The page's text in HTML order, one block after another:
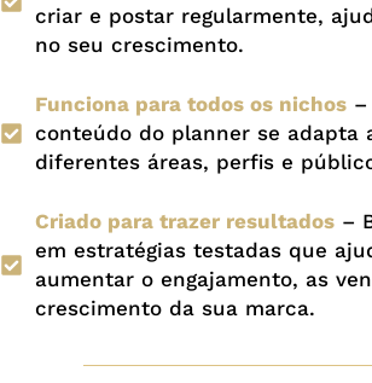
criar e postar regularmente,
no seu crescimento.
Funciona para todos os nichos–
conteúdo do planner se adapta
diferentes áreas, perfis e
Criado para trazer resultados–
em estratégias testadas que
aumentar o engajamento, as
crescimento da sua marca.